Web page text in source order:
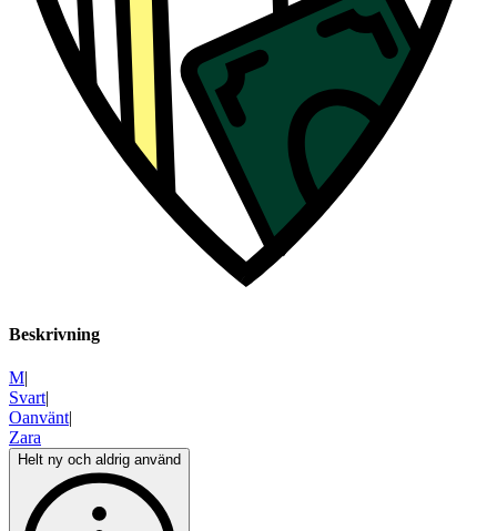
Beskrivning
M|
Svart|
Oanvänt|
Zara
Helt ny och aldrig använd